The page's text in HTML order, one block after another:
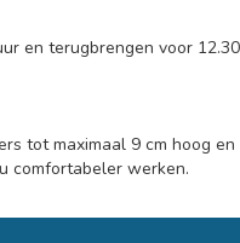
en terugbrengen voor
tot maximaal 9 cm hoog
comfortabeler werken.